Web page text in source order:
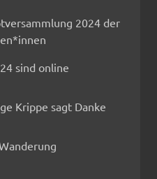
2024 der
sind online
Krippe sagt Danke